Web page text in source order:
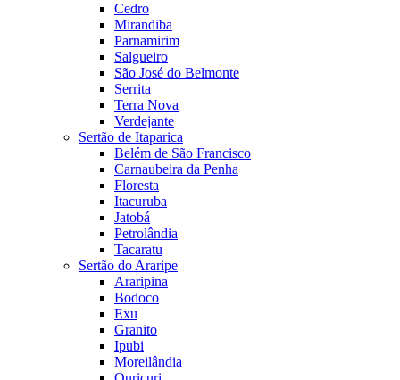
Cedro
Mirandiba
Parnamirim
Salgueiro
São José do Belmonte
Serrita
Terra Nova
Verdejante
Sertão de Itaparica
Belém de São Francisco
Carnaubeira da Penha
Floresta
Itacuruba
Jatobá
Petrolândia
Tacaratu
Sertão do Araripe
Araripina
Bodoco
Exu
Granito
Ipubi
Moreilândia